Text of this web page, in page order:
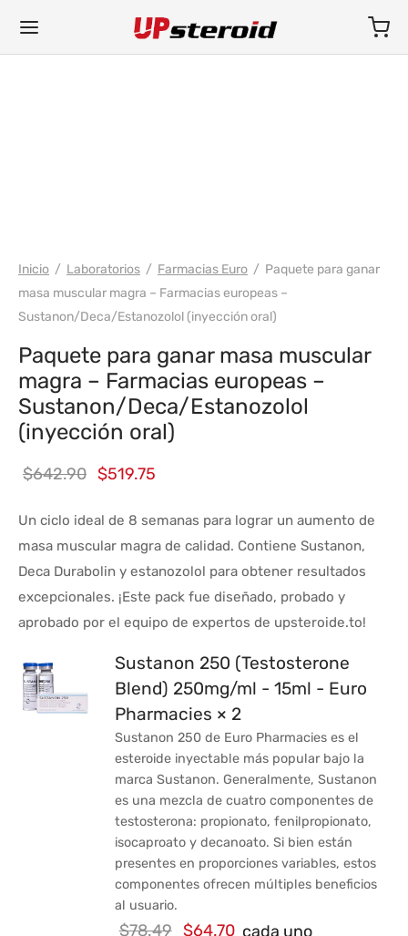
Inicio / Laboratorios / Farmacias Euro / Paquete para ganar
masa muscular magra – Farmacias europeas –
Sustanon/Deca/Estanozolol (inyección oral)
Paquete para ganar masa muscular
magra – Farmacias europeas –
Sustanon/Deca/Estanozolol
(inyección oral)
$642.90 El precio
$642.90.
$519.75
actual
$519.75.
Un ciclo ideal de 8 semanas para lograr un aumento de
masa muscular magra de calidad. Contiene Sustanon,
Deca Durabolin y estanozolol para obtener resultados
excepcionales. ¡Este pack fue diseñado, probado y
aprobado por el equipo de expertos de upsteroide.to!
Sustanon 250 (Testosterone
Blend) 250mg/ml - 15ml - Euro
Pharmacies × 2
Sustanon 250 de Euro Pharmacies es el
esteroide inyectable más popular bajo la
marca Sustanon. Generalmente, Sustanon
es una mezcla de cuatro componentes de
testosterona: propionato, fenilpropionato,
isocaproato y decanoato. Si bien están
presentes en proporciones variables, estos
componentes ofrecen múltiples beneficios
al usuario.
$78.49 El
$64.70 El
cada uno